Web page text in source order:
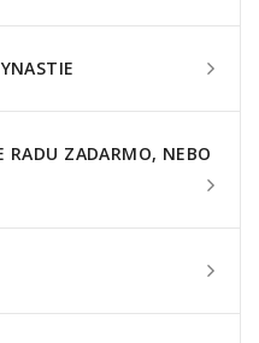
RADU ZADARMO, NEBO